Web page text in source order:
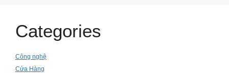
Categories
Công nghệ
Cửa Hàng